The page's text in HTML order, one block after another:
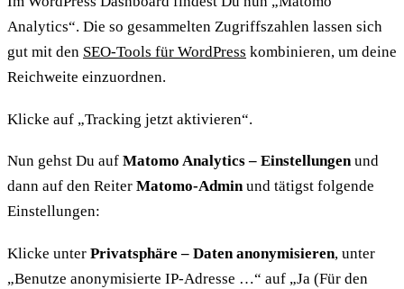
Analytics“. Die so gesammelten Zugriffszahlen lassen sich
gut mit den SEO-Tools für WordPress kombinieren, um deine
Reichweite einzuordnen.
Klicke auf „Tracking jetzt aktivieren“.
Nun gehst Du auf Matomo Analytics – Einstellungenund
dann auf den Reiter Matomo-Adminund tätigst folgende
Einstellungen:
Klicke unter Privatsphäre – Daten anonymisieren, unter
„Benutze anonymisierte IP-Adresse …“ auf „Ja (Für den